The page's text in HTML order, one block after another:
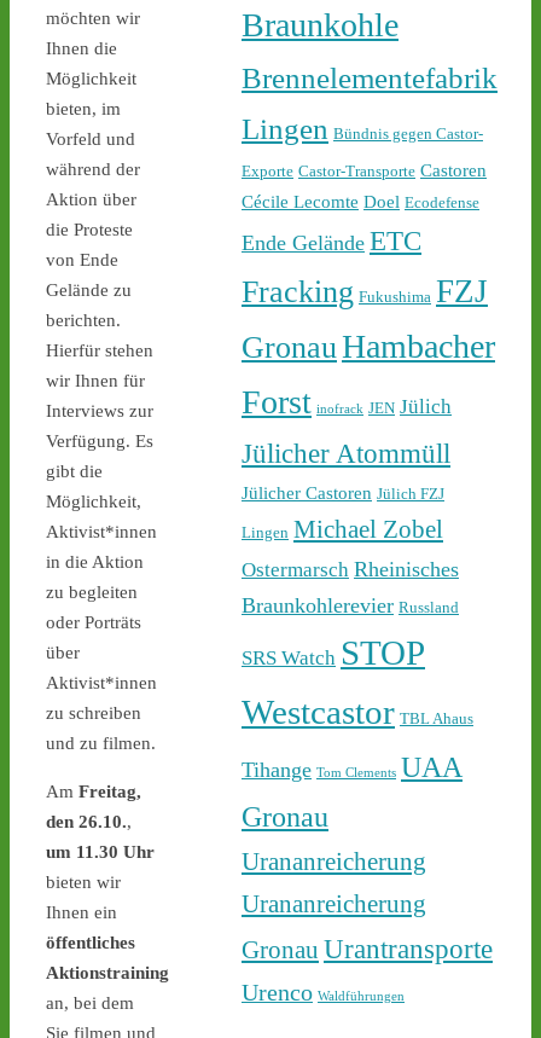
möchten wir
Ihnen die
Möglichkeit
bieten, im
Vorfeld und
während der
Aktion über
die Proteste
von Ende
Gelände zu
berichten.
Hierfür stehen
wir Ihnen für
Interviews zur
Verfügung. Es
gibt die
Möglichkeit,
Aktivist*innen
in die Aktion
zu begleiten
oder Porträts
über
Aktivist*innen
zu schreiben
und zu filmen.
Am Freitag,
den 26.10.,
um 11.30 Uhr
bieten wir
Ihnen ein
öffentliches
Aktionstraining
an, bei dem
Sie filmen und
1 2
Castor stoppen!
@castorstoppen.bsky.social
22.45 Uhr - der 12. Castor
aus Jülich mit Ziel Ahaus
rollt - Polizei baut
Sicherheit ab - castor-
stoppen.de/ticker/
castor-stoppen.de
stoppen!
Castor stoppen!
@castorstoppen.bsky.social
⋅ 2d
22.30 Uhr - die Polizei hat
den Aktivisten auf der
von der Straße getragen -
der Atommülltransport
Braunkohle
Brennelementefabrik
Lingen Bündnis gegen Castor-
Exporte Castor-Transporte Castoren
Cécile Lecomte Doel Ecodefense
Ende Gelände ETC
Fracking Fukushima FZJ
GronauHambacher
Forst inofrack JEN Jülich
Jülicher Atommüll
Jülicher Castoren Jülich FZJ
Lingen Michael Zobel
Ostermarsch Rheinisches
Braunkohlerevier Russland
SRS Watch STOP
Westcastor TBL Ahaus
Tihange Tom Clements UAA
Gronau
Urananreicherung
Urananreicherung
Gronau Urantransporte
Urenco Waldführungen